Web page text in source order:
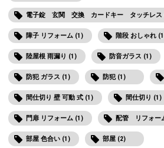
電子錠 玄関 交換 カードキー タッチレス
障子 リフォーム (1) 階段 おしゃれ
陸屋根 雨漏り (1) 防音ガラス (1)
防犯 ガラス (1) 防犯 (1)
間仕切り 壁 可動 式 (1) 間仕切り (1)
門扉 リフォーム (1) 配管 リフォー
部屋 色合い (1) 部屋 (2)